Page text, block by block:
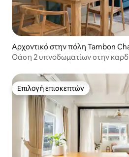
Αρχοντικό στην πόλη Tambon
Οάση 2 υπνοδωματίων στην
Επιλογή επισκεπτών
Επιλογή επισκεπτών